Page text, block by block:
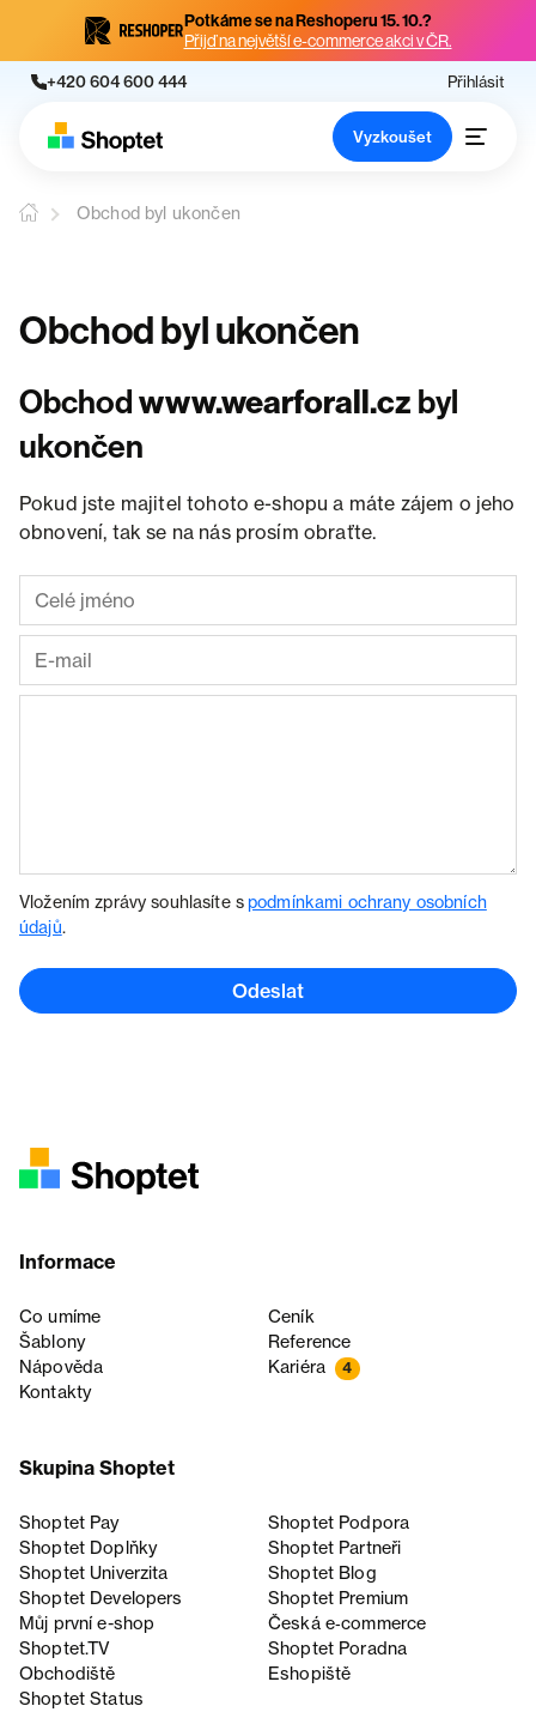
Potkáme se na Reshoperu 15. 10.?
Přijď na největší e-commerce akci v ČR.
+420 604 600 444 Přihlásit
Vyzkoušet
Obchod byl ukončen
Obchod byl ukončen
Obchodwww.wearforall.cz byl
ukončen
Pokud jste majitel tohoto e-shopu a máte zájem o jeho
obnovení, tak se na nás prosím obraťte.
Vložením zprávy souhlasíte spodmínkami ochrany osobních
údajů.
Odeslat
Informace
Co umíme
Ceník
Šablony
Reference
Nápověda
Kariéra 4
Kontakty
Skupina Shoptet
Shoptet Pay
Shoptet Podpora
Shoptet Doplňky
Shoptet Partneři
Shoptet Univerzita
Shoptet Blog
Shoptet Developers
Shoptet Premium
Můj první e-shop
Česká e‑commerce
Shoptet.TV
Shoptet Poradna
Obchodiště
Eshopiště
Shoptet Status